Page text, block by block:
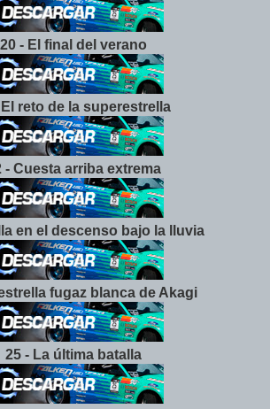
20 - El final del verano
El reto de la superestrella
- Cuesta arriba extrema
en el descenso bajo la lluvia
fugaz blanca de Akagi
25 - La última batalla